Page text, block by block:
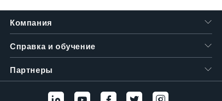
Компания
Справка и обучение
Партнеры